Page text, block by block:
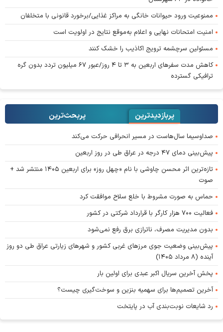
ممنوعیت ورود حیوانات خانگی به مراکز غذایی/برخورد قانونی با متخلفان
امنیت امتحانات نهایی و اعلام به‌موقع نتایج در اولویت است
مسئولین سرچشمه ترویج اکاذیب را خشک کنند
کاهش مدت سفر‌های اربعین به ۳ تا ۴ روز/عبور ۶۷ میلیون تردد بدون گره
ترافیکی گسترده
پربازدیدترین پربحث‌ترین‌
صداوسیما سال‌هاست در مسیر انحرافی حرکت می‌کند
پیش‌بینی دمای ۴۷ درجه در عراق طی در روز اربعین
تازه‌ترین اثر محسن چاوشی با نام «چهل روز» برای اربعین ۱۴۰۵ منتشر شد +
صوت
حماس به صورت مشروط با خلع سلاح موافقت کرد
فعالیت ۷۰۰ هزار کارگر با قرارداد شرکتی در کشور
بدون مدیریت مصرف، ناترازی برق رفع نمی‌شود
پیش‌بینی وضعیت جوی مرز‌های غربی کشور و شهر‌های زیارتی عراق طی دو روز
آینده (۸ مرداد ۱۴۰۵)
پخش آخرین سریال اکبر عبدی برای اولین بار
آخرین تصمیم‌ها برای سهمیه بنزین و سوخت‌گیری چیست؟
رد شایعات نوبت‌بندی آب در پایتخت